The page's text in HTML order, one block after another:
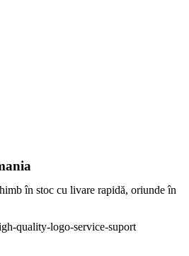
în stoc cu livare rapidă, oriunde în